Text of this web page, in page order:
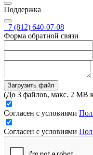
Поддержка
+7 (812) 640-07-08
Форма обратной связи
Загрузить файл
(До 3 файлов, макс. 2 MB
Согласен с условиями
Согласен с условиями